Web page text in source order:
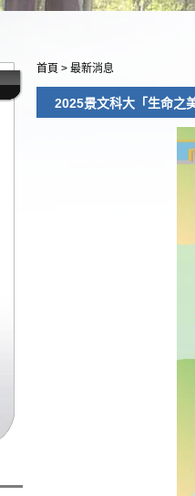
首頁 > 最新消息
2025景文科大「生命之